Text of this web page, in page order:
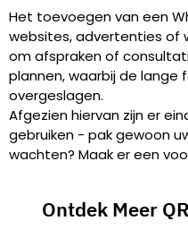
Het toevoegen van een
websites, advertenties of
om afspraken of
plannen, waarbij de lange
overgeslagen.
Afgezien hiervan zijn er
gebruiken - pak gewoon
wachten? Maak er een
Ontdek Meer